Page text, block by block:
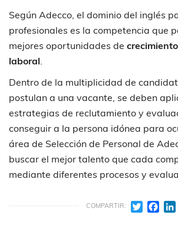
Según Adecco, el dominio del inglés
profesionales es la competencia que
mejores oportunidades de
laboral
Dentro de la multiplicidad de
postulan a una vacante, se deben
estrategias de reclutamiento y
conseguir a la persona idónea para
área de Selección de Personal de
buscar el mejor talento que cada
mediante diferentes procesos y
COMPARTIR: Twitter